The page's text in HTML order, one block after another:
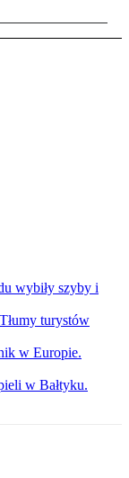
wybiły szyby i
turystów
w Europie.
w Bałtyku.